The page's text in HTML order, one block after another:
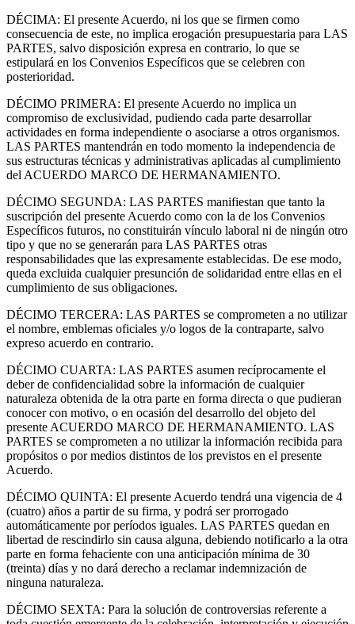
DÉCIMA: El presente Acuerdo, ni los que se firmen como
consecuencia de este, no implica erogación presupuestaria para LAS
PARTES, salvo disposición expresa en contrario, lo que se
estipulará en los Convenios Específicos que se celebren con
posterioridad.
DÉCIMO PRIMERA: El presente Acuerdo no implica un
compromiso de exclusividad, pudiendo cada parte desarrollar
actividades en forma independiente o asociarse a otros organismos.
LAS PARTES mantendrán en todo momento la independencia de
sus estructuras técnicas y administrativas aplicadas al cumplimiento
del ACUERDO MARCO DE HERMANAMIENTO.
DÉCIMO SEGUNDA: LAS PARTES manifiestan que tanto la
suscripción del presente Acuerdo como con la de los Convenios
Específicos futuros, no constituirán vínculo laboral ni de ningún otro
tipo y que no se generarán para LAS PARTES otras
responsabilidades que las expresamente establecidas. De ese modo,
queda excluida cualquier presunción de solidaridad entre ellas en el
cumplimiento de sus obligaciones.
DÉCIMO TERCERA: LAS PARTES se comprometen a no utilizar
el nombre, emblemas oficiales y/o logos de la contraparte, salvo
expreso acuerdo en contrario.
DÉCIMO CUARTA: LAS PARTES asumen recíprocamente el
deber de confidencialidad sobre la información de cualquier
naturaleza obtenida de la otra parte en forma directa o que pudieran
conocer con motivo, o en ocasión del desarrollo del objeto del
presente ACUERDO MARCO DE HERMANAMIENTO. LAS
PARTES se comprometen a no utilizar la información recibida para
propósitos o por medios distintos de los previstos en el presente
Acuerdo.
DÉCIMO QUINTA: El presente Acuerdo tendrá una vigencia de 4
(cuatro) años a partir de su firma, y podrá ser prorrogado
automáticamente por períodos iguales. LAS PARTES quedan en
libertad de rescindirlo sin causa alguna, debiendo notificarlo a la otra
parte en forma fehaciente con una anticipación mínima de 30
(treinta) días y no dará derecho a reclamar indemnización de
ninguna naturaleza.
DÉCIMO SEXTA: Para la solución de controversias referente a